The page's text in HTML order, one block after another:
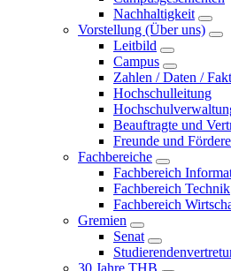
Nachhaltigkeit
Vorstellung (Über uns)
Leitbild
Campus
Zahlen / Daten /
Hochschulleitung
Beauftragte und
Freunde und
Fachbereiche
Fachbereich
Fachbereich Technik
Fachbereich
Gremien
Senat
30 Jahre THB